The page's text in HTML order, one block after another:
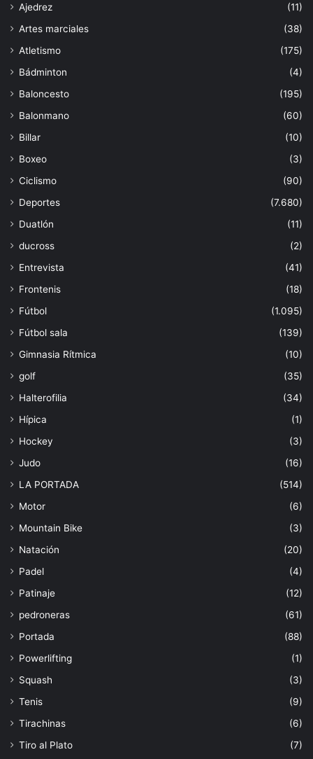
Ajedrez
(11)
Artes marciales
(38)
Atletismo
(175)
Bádminton
(4)
Baloncesto
(195)
Balonmano
(60)
Billar
(10)
Boxeo
(3)
Ciclismo
(90)
Deportes
(7.680)
Duatlón
(11)
ducross
(2)
Entrevista
(41)
Frontenis
(18)
Fútbol
(1.095)
Fútbol sala
(139)
Gimnasia Rítmica
(10)
golf
(35)
Halterofilia
(34)
Hípica
(1)
Hockey
(3)
Judo
(16)
LA PORTADA
(514)
Motor
(6)
Mountain Bike
(3)
Natación
(20)
Padel
(4)
Patinaje
(12)
pedroneras
(61)
Portada
(88)
Powerlifting
(1)
Squash
(3)
Tenis
(9)
Tirachinas
(6)
Tiro al Plato
(7)